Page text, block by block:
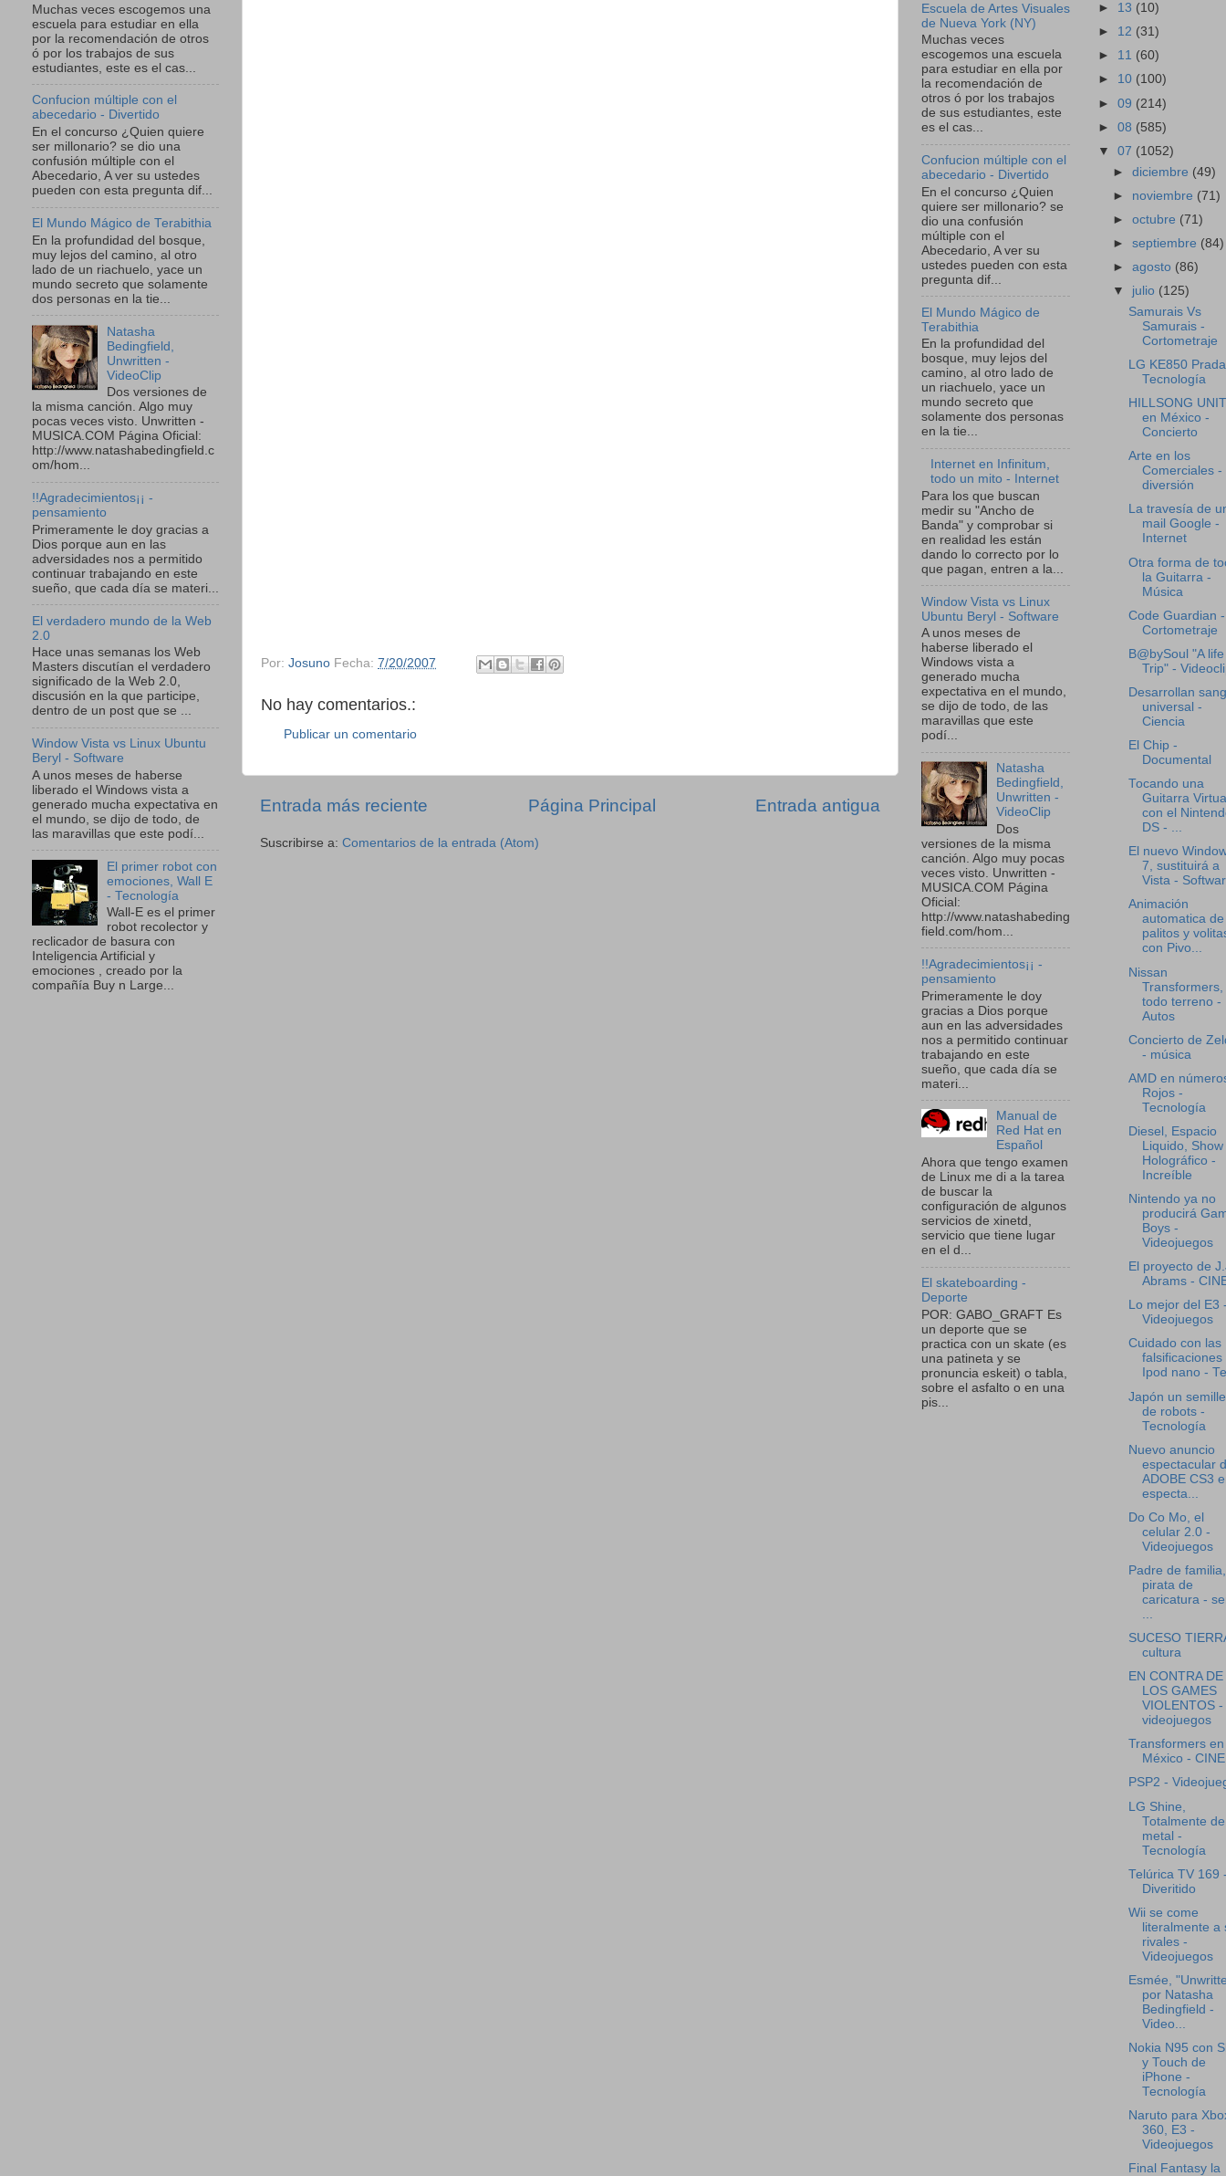
Por: Josuno Fecha: 7/20/2007
No hay comentarios.:
Publicar un comentario
Entrada más reciente Entrada antigua
Página Principal
Suscribirse a: Comentarios de la entrada (Atom)
Muchas veces escogemos una
escuela para estudiar en ella
por la recomendación de otros
ó por los trabajos de sus
estudiantes, este es el cas...
Confucion múltiple con el
abecedario - Divertido
En el concurso ¿Quien quiere
ser millonario? se dio una
confusión múltiple con el
Abecedario, A ver su ustedes
pueden con esta pregunta dif...
El Mundo Mágico de Terabithia
En la profundidad del bosque,
muy lejos del camino, al otro
lado de un riachuelo, yace un
mundo secreto que solamente
dos personas en la tie...
Natasha
Bedingfield,
Unwritten -
VideoClip
Dos versiones de
la misma canción. Algo muy
pocas veces visto. Unwritten -
MUSICA.COM Página Oficial:
http://www.natashabedingfield.c
om/hom...
!!Agradecimientos¡¡ -
pensamiento
Primeramente le doy gracias a
Dios porque aun en las
adversidades nos a permitido
continuar trabajando en este
sueño, que cada día se materi...
El verdadero mundo de la Web
2.0
Hace unas semanas los Web
Masters discutían el verdadero
significado de la Web 2.0,
discusión en la que participe,
dentro de un post que se ...
Window Vista vs Linux Ubuntu
Beryl - Software
A unos meses de haberse
liberado el Windows vista a
generado mucha expectativa en
el mundo, se dijo de todo, de
las maravillas que este podí...
El primer robot con
emociones, Wall E
- Tecnología
Wall-E es el primer
robot recolector y
reclicador de basura con
Inteligencia Artificial y
emociones , creado por la
compañía Buy n Large...
Escuela de Artes Visuales
de Nueva York (NY)
Muchas veces
escogemos una escuela
para estudiar en ella por
la recomendación de
otros ó por los trabajos
de sus estudiantes, este
es el cas...
Confucion múltiple con el
abecedario - Divertido
En el concurso ¿Quien
quiere ser millonario? se
dio una confusión
múltiple con el
Abecedario, A ver su
ustedes pueden con esta
pregunta dif...
El Mundo Mágico de
Terabithia
En la profundidad del
bosque, muy lejos del
camino, al otro lado de
un riachuelo, yace un
mundo secreto que
solamente dos personas
en la tie...
Internet en Infinitum,
todo un mito - Internet
Para los que buscan
medir su "Ancho de
Banda" y comprobar si
en realidad les están
dando lo correcto por lo
que pagan, entren a la...
Window Vista vs Linux
Ubuntu Beryl - Software
A unos meses de
haberse liberado el
Windows vista a
generado mucha
expectativa en el mundo,
se dijo de todo, de las
maravillas que este
podí...
Natasha
Bedingfield,
Unwritten -
VideoClip
Dos
versiones de la misma
canción. Algo muy pocas
veces visto. Unwritten -
MUSICA.COM Página
Oficial:
http://www.natashabeding
field.com/hom...
!!Agradecimientos¡¡ -
pensamiento
Primeramente le doy
gracias a Dios porque
aun en las adversidades
nos a permitido continuar
trabajando en este
sueño, que cada día se
materi...
Manual de
Red Hat en
Español
Ahora que tengo examen
de Linux me di a la tarea
de buscar la
configuración de algunos
servicios de xinetd,
servicio que tiene lugar
en el d...
El skateboarding -
Deporte
POR: GABO_GRAFT Es
un deporte que se
practica con un skate (es
una patineta y se
pronuncia eskeit) o tabla,
sobre el asfalto o en una
pis...
► 13 (10)
► 12 (31)
► 11 (60)
► 10 (100)
► 09 (214)
► 08 (585)
▼ 07 (1052)
►diciembre (49)
► noviembre (71)
►octubre (71)
►septiembre (84)
►agosto (86)
▼ julio (125)
Samurais Vs
Samurais -
Cortometraje
LG KE850
Tecnología
HILLSONG
en México -
Concierto
Arte en los
Comerciales -
diversión
La travesía de
mail Google -
Internet
Otra forma de
la Guitarra -
Música
Code Guardian -
Cortometraje
B@bySoul "A life
Trip" -
Desarrollan
universal -
Ciencia
El Chip -
Documental
Tocando una
Guitarra
con el
DS - ...
El nuevo
7, sustituirá a
Vista -
Animación
automatica de
palitos y
con Pivo...
Nissan
Transformers,
todo terreno -
Autos
Concierto de
- música
AMD en
Rojos -
Tecnología
Diesel, Espacio
Liquido, Show
Holográfico -
Increíble
Nintendo ya no
producirá
Boys -
Videojuegos
El proyecto de
Abrams -
Lo mejor del E3
Videojuegos
Cuidado con las
falsificaciones
Ipod nano -
Japón un
de robots -
Tecnología
Nuevo anuncio
espectacular
ADOBE CS3
especta...
Do Co Mo, el
celular 2.0 -
Videojuegos
Padre de
pirata de
caricatura -
SUCESO
cultura
EN CONTRA DE
LOS GAMES
VIOLENTOS -
videojuegos
Transformers en
México - CINE
PSP2 -
LG Shine,
Totalmente de
metal -
Tecnología
Telúrica TV 169
Diveritido
Wii se come
literalmente a
rivales -
Videojuegos
Esmée,
por Natasha
Bedingfield -
Video...
Nokia N95 con
y Touch de
iPhone -
Tecnología
Naruto para
360, E3 -
Videojuegos
Final Fantasy la